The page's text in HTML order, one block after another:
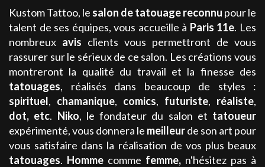
Kustom Tattoo, le salon de tatouagereconnu pour le
talent de ses équipes, vous accueille à Paris 11e. Les
nombreux avis clients vous permettront de vous
rassurer sur le sérieux de ce salon. Les créations vous
montreront la qualité du travail et la finesse des
tatouages, réalisés dans beaucoup de styles :
spirituel, chamanique, comics, futuriste, réaliste,
dot, etc. Niko, le fondateur du salon et tatoueur
expérimenté, vous donnera le meilleurde son art pour
vous satisfaire dans la réalisation de vos plus beaux
tatouages. Homme comme femme, n'hésitez pas à